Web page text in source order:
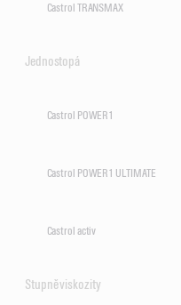
Castrol TRANSMAX
Jednostopá
Castrol POWER1
Castrol POWER1 ULTIMATE
Castrol activ
Stupně viskozity